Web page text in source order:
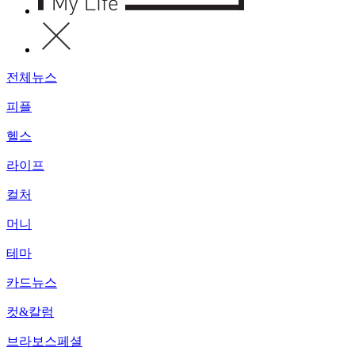
전체뉴스
피플
헬스
라이프
컬처
머니
테마
카드뉴스
컷&칼럼
브라보스페셜